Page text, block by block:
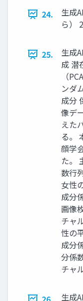
24.
生成
ら）
25.
生成
成 潜
（
ンダ
成分
像デ
えた
る。
顔学
た。
数行
女性
成分
画像
チャ
性の
成分
分係
チャ
生成